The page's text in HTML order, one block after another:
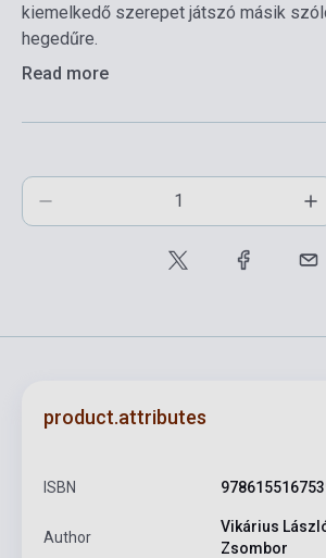
kiemelkedő szerepet játszó másik
hegedűre.
Read more
product.attributes
ISBN
Author
Vikárius
Zsombor